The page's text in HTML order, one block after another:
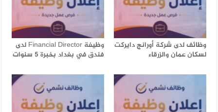
وظائف لدى شركة أورانج دايركت
لسكان عمان والزرقاء
وظيفة Financial Director لدى
فندق في بغداد بخبرة 5 سنوات